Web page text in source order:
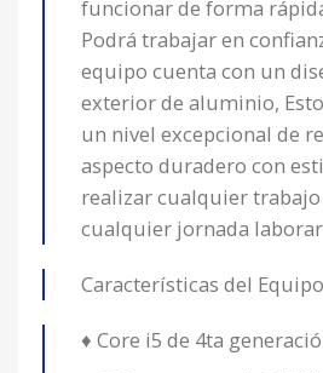
funcionar de forma
Podrá trabajar en
equipo cuenta con un
exterior de aluminio,
un nivel excepcional de
aspecto duradero con
realizar cualquier
cualquier jornada
Características del
♦ Core i5 de 4ta